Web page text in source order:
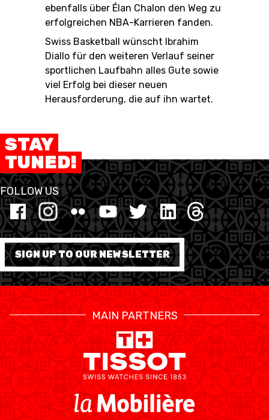
ebenfalls über Élan Chalon den Weg zu
erfolgreichen NBA-Karrieren fanden.
Swiss Basketball wünscht Ibrahim
Diallo für den weiteren Verlauf seiner
sportlichen Laufbahn alles Gute sowie
viel Erfolg bei dieser neuen
Herausforderung, die auf ihn wartet.
STAY
TUNED!
FOLLOW US
SIGN UP TO OUR NEWSLETTER
MAIN PARTNERS